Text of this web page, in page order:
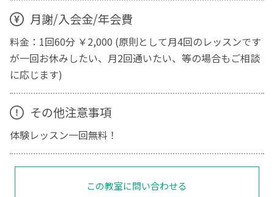
月謝/入会金/年会費
料金：1回60分 ￥2,000 (原則として月4回のレッスンです
が一回お休みしたい、月2回通いたい、等の場合もご相談
に応じます)
その他注意事項
体験レッスン一回無料！
この教室に問い合わせる